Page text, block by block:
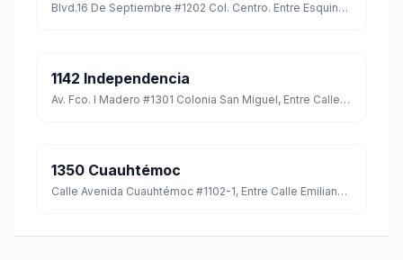
Blvd.16 De Septiembre #1202 Col. Centro. Entre Esquina Con Avenida 20 De Noviembre C.p. 90300
1142 Independencia
Av. Fco. I Madero #1301 Colonia San Miguel, Entre Calle Lardizabal Y Josefa Ortiz De Dominguez, Municipio Apizaco, C.p. 90339
1350 Cuauhtémoc
Calle Avenida Cuauhtémoc #1102-1, Entre Calle Emiliano Carranza Y Francisco Sarabia, Col. Centro, Cp. 90300